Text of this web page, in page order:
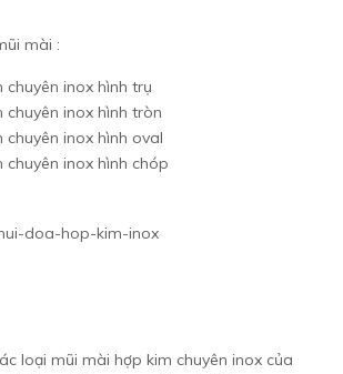
mài :
chuyên inox hình trụ
chuyên inox hình tròn
chuyên inox hình oval
chuyên inox hình chóp
loại mũi mài hợp kim chuyên inox của